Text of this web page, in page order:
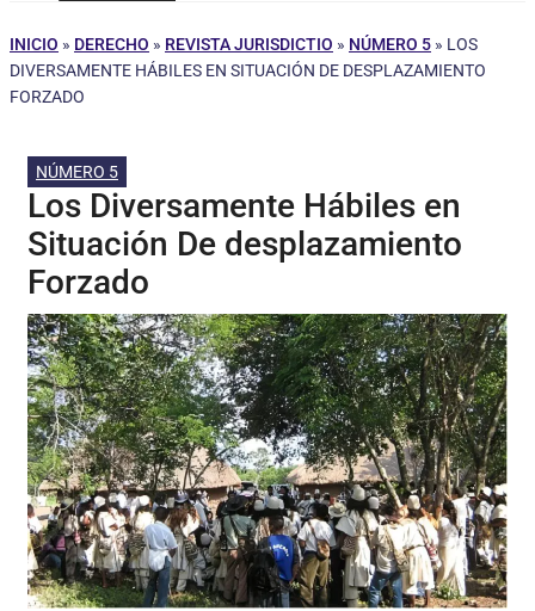
INICIO » DERECHO » REVISTA JURISDICTIO » NÚMERO 5 » LOS
DIVERSAMENTE HÁBILES EN SITUACIÓN DE DESPLAZAMIENTO
FORZADO
NÚMERO 5
Los Diversamente Hábiles en
Situación De desplazamiento
Forzado